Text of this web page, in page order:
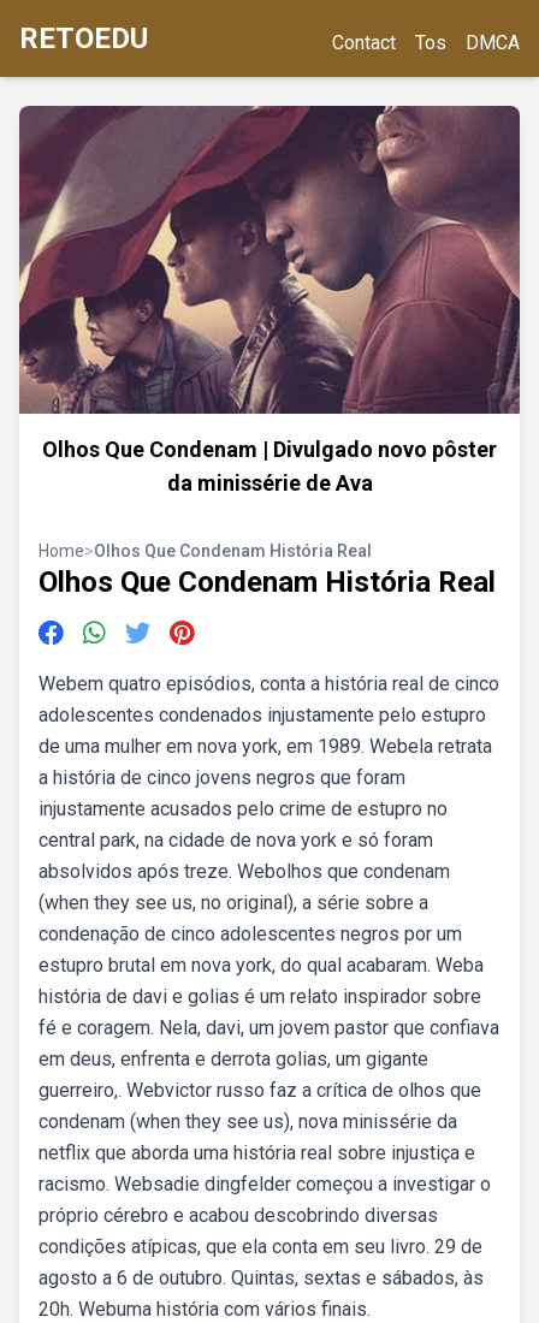
RETOEDU Contact Tos DMCA
Olhos Que Condenam | Divulgado novo pôster
da minissérie de Ava
Home>Olhos Que Condenam História Real
Olhos Que Condenam História Real
Webem quatro episódios, conta a história real de cinco
adolescentes condenados injustamente pelo estupro
de uma mulher em nova york, em 1989. Webela retrata
a história de cinco jovens negros que foram
injustamente acusados pelo crime de estupro no
central park, na cidade de nova york e só foram
absolvidos após treze. Webolhos que condenam
(when they see us, no original), a série sobre a
condenação de cinco adolescentes negros por um
estupro brutal em nova york, do qual acabaram. Weba
história de davi e golias é um relato inspirador sobre
fé e coragem. Nela, davi, um jovem pastor que confiava
em deus, enfrenta e derrota golias, um gigante
guerreiro,. Webvictor russo faz a crítica de olhos que
condenam (when they see us), nova minissérie da
netflix que aborda uma história real sobre injustiça e
racismo. Websadie dingfelder começou a investigar o
próprio cérebro e acabou descobrindo diversas
condições atípicas, que ela conta em seu livro. 29 de
agosto a 6 de outubro. Quintas, sextas e sábados, às
20h. Webuma história com vários finais.